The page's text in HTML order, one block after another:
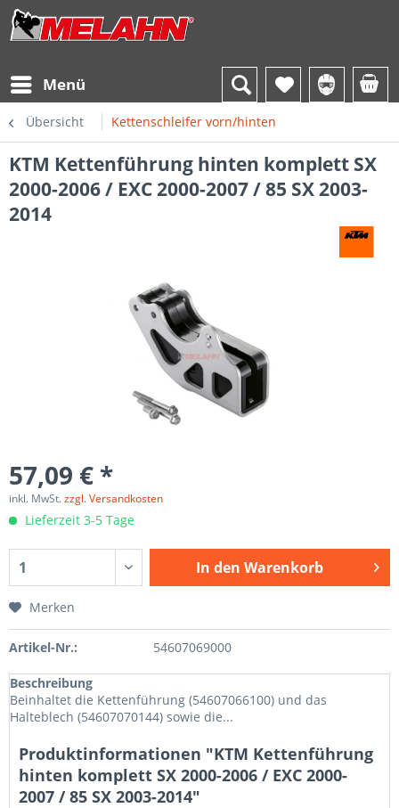
Menü
Übersicht Kettenschleifer vorn/hinten
KTM Kettenführung hinten komplett SX
2000-2006 / EXC 2000-2007 / 85 SX 2003-
2014
57,09 € *
inkl. MwSt.zzgl. Versandkosten
Lieferzeit 3-5 Tage
In den Warenkorb
Merken
Artikel-Nr.: 54607069000
Beschreibung
Beinhaltet die Kettenführung (54607066100) und das
Halteblech (54607070144) sowie die...
Produktinformationen "KTM Kettenführung
hinten komplett SX 2000-2006 / EXC 2000-
2007 / 85 SX 2003-2014"